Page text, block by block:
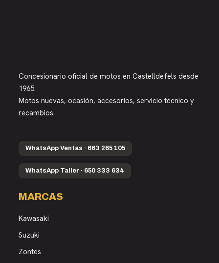
Concesionario oficial de motos en Castelldefels desde
1965.
Motos nuevas, ocasión, accesorios, servicio técnico y
recambios.
WhatsApp Ventas · 663 265 105
WhatsApp Taller · 650 333 634
MARCAS
Kawasaki
Suzuki
Zontes